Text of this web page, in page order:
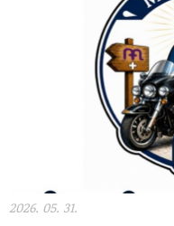
2026. 05. 31.